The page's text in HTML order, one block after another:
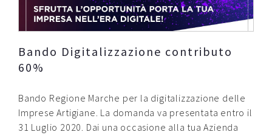
Bando Digitalizzazione contributo
60%
Bando Regione Marche per la digitalizzazione delle
Imprese Artigiane. La domanda va presentata entro il
31 Luglio 2020. Dai una occasione alla tua Azienda